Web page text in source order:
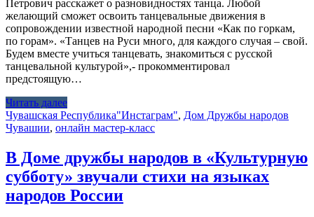
Петрович расскажет о разновидностях танца. Любой
желающий сможет освоить танцевальные движения в
сопровождении известной народной песни «Как по горкам,
по горам». «Танцев на Руси много, для каждого случая – свой.
Будем вместе учиться танцевать, знакомиться с русской
танцевальной культурой»,- прокомментировал
предстоящую…
Читать далее
Чувашская Республика"Инстаграм", Дом Дружбы народов
Чувашии, онлайн мастер-класс
В Доме дружбы народов в «Культурную
субботу» звучали стихи на языках
народов России